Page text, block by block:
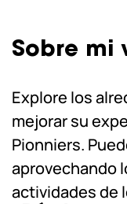
Sobre mi
Explore los
mejorar su
Pionniers.
aprovechando
actividades de